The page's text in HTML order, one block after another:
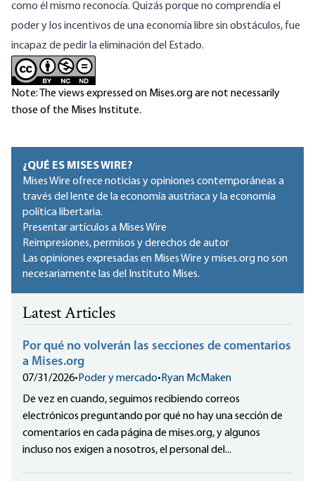
como él mismo reconocía. Quizás porque no comprendía el
poder y los incentivos de una economía libre sin obstáculos, fue
incapaz de pedir la eliminación del Estado.
Note: The views expressed on Mises.org are not necessarily
those of the Mises Institute.
¿QUÉ ES MISES WIRE?
Mises Wire ofrece noticias y opiniones contemporáneas a
través del lente de la economía austriaca y la economía
política libertaria.
Presentar artículos a Mises Wire
Reimpresiones, permisos y derechos de autor
Las opiniones expresadas en Mises Wire y mises.org no son
necesariamente las del Instituto Mises.
Latest Articles
Por qué no volverán las secciones de comentarios
a Mises.org
07/31/2026• Poder y mercado• Ryan McMaken
De vez en cuando, seguimos recibiendo correos
electrónicos preguntando por qué no hay una sección de
comentarios en cada página de mises.org, y algunos
incluso nos exigen a nosotros, el personal del...